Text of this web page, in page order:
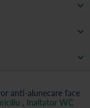
anti-alunecare face
, Inaltator WC